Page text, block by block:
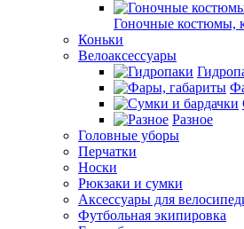
Гоночные костюмы,
Коньки
Велоаксессуары
Разное
Головные уборы
Перчатки
Носки
Рюкзаки и сумки
Аксессуары для
Футбольная экипировка